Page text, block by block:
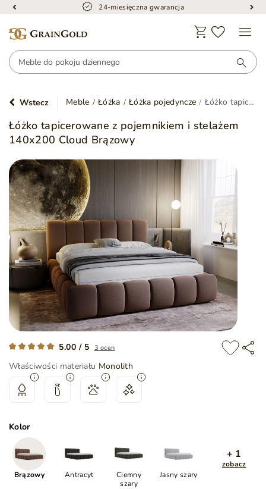
Bezpieczna dostawa
Wstecz Meble Łóżka Łóżka pojedyncze Łóżko tapicerowane z pojemnikiem i stelażem 140x200 Cloud Brązowy
Łóżko tapicerowane z pojemnikiem i stelażem
140x200 Cloud Brązowy
5.00 / 5 3 ocen
Właściwości materiału Monolith
Kolor
Brązowy Antracyt
Ciemny
szary
Jasny szary
+ 1
zobacz